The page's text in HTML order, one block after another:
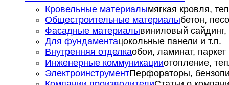
Кровельные материалымягкая кровля,
Общестроительные материалыбетон,
Фасадные материалывиниловый сайдинг,
Для фундаментацокольные панели и т.п.
Внутренняя отделкаобои, ламинат, паркет
Инженерные коммуникацииотопление,
ЭлектроинструментПерфораторы,